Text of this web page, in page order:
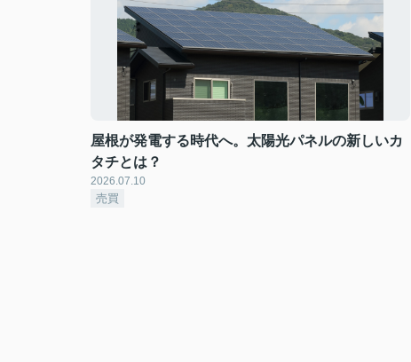
屋根が発電する時代へ。太陽光パネルの新しいカ
タチとは？
2026.07.10
売買